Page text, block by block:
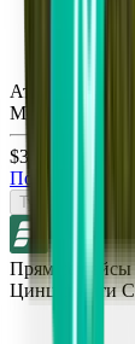
Атланта ATL
Mon, Aug 31
$36
Поиск
Туда и обратно
Прямые рейсы
Цинциннати